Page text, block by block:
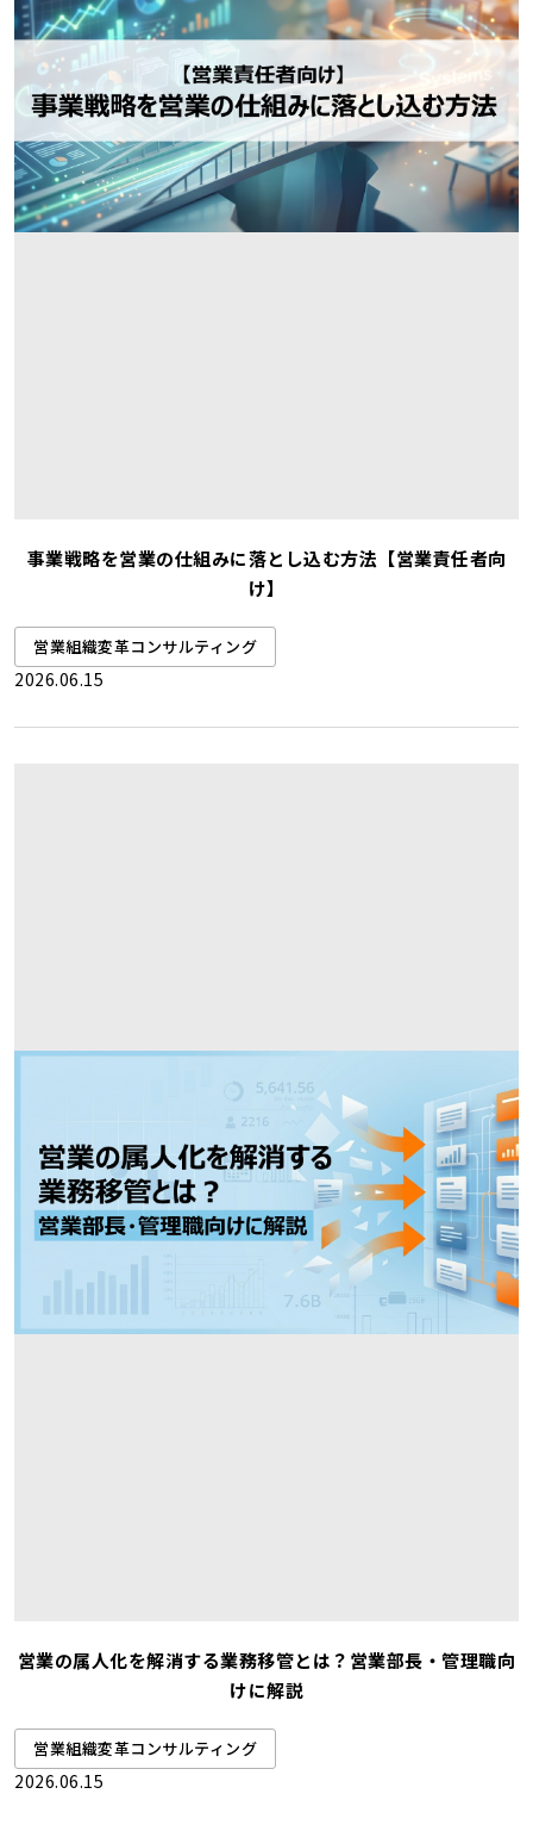
事業戦略を営業の仕組みに落とし込む方法【営業責任者向
け】
営業組織変革コンサルティング
2026.06.15
営業の属人化を解消する業務移管とは？営業部長・管理職向
けに解説
営業組織変革コンサルティング
2026.06.15